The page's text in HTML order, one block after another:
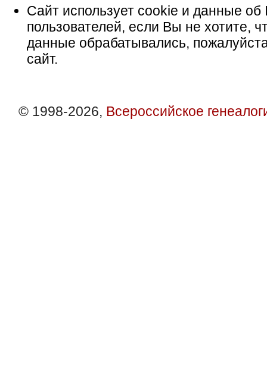
Сайт использует cookie и данные об
пользователей, если Вы не хотите,
данные обрабатывались,
сайт.
© 1998-2026, Всероссийское